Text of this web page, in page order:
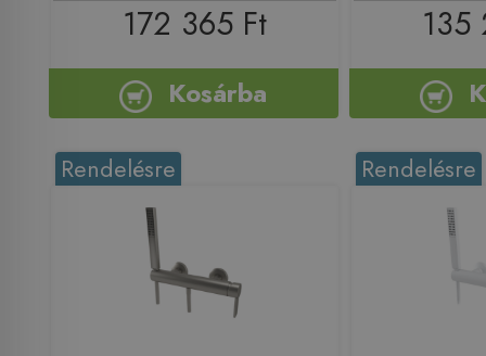
172 365 Ft
Kosárba
135
Rendelésre Rendelésre